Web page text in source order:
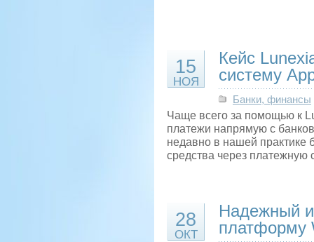
15
НОЯ
Кейс
систему
Банки, финансы
Чаще всего за помощью к
платежи напрямую с
недавно в нашей практике
средства через платежную
28
ОКТ
Надежный
платформу